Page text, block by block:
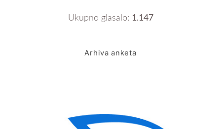
Ukupno glasalo: 1.147
Arhiva anketa